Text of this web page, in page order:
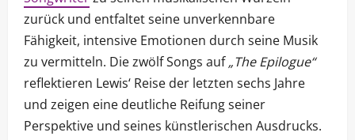
zurück und entfaltet seine unverkennbare
Fähigkeit, intensive Emotionen durch seine Musik
zu vermitteln. Die zwölf Songs auf„The Epilogue“
reflektieren Lewis‘ Reise der letzten sechs Jahre
und zeigen eine deutliche Reifung seiner
Perspektive und seines künstlerischen Ausdrucks.